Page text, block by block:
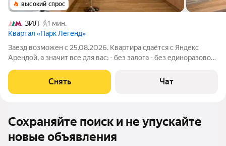
высокий спрос
ЗИЛ
1 мин.
Квартал «Парк Легенд»
Заезд возможен с 25.08.2026. Квартира сдаётся с Яндекс
Арендой, а значит все для вас: - без залога - без единоразовой
проживания Мы можем показать вам квартиру онлайн это так
же детально, как
Снять Чат
Сохраняйте поиск и не упускайте
новые объявления